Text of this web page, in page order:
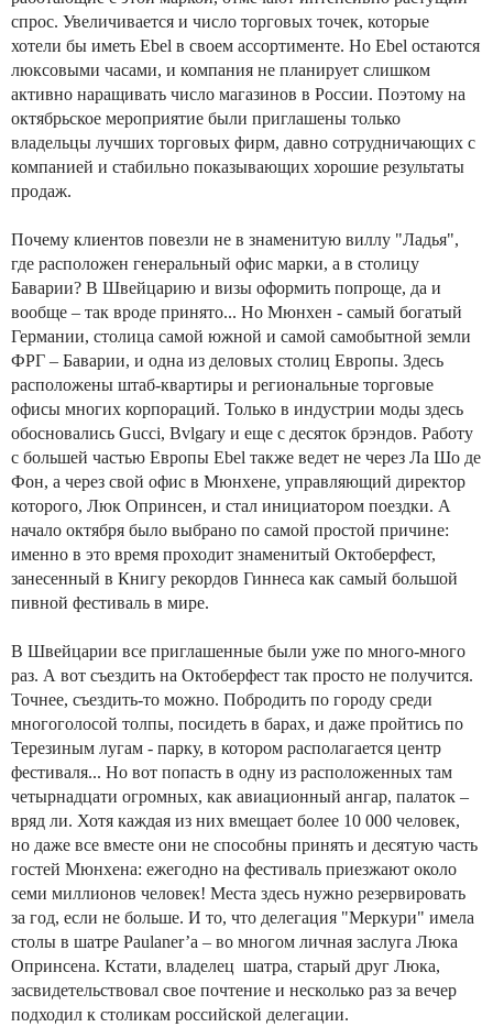
спрос. Увеличивается и число торговых точек, которые
хотели бы иметь Ebel в своем ассортименте. Но Ebel остаются
люксовыми часами, и компания не планирует слишком
активно наращивать число магазинов в России. Поэтому на
октябрьское мероприятие были приглашены только
владельцы лучших торговых фирм, давно сотрудничающих с
компанией и стабильно показывающих хорошие результаты
продаж.
Почему клиентов повезли не в знаменитую виллу "Ладья",
где расположен генеральный офис марки, а в столицу
Баварии? В Швейцарию и визы оформить попроще, да и
вообще – так вроде принято... Но Мюнхен - самый богатый
Германии, столица самой южной и самой самобытной земли
ФРГ – Баварии, и одна из деловых столиц Европы. Здесь
расположены штаб-квартиры и региональные торговые
офисы многих корпораций. Только в индустрии моды здесь
обосновались Gucci, Bvlgary и еще с десяток брэндов. Работу
с большей частью Европы Ebel также ведет не через Ла Шо де
Фон, а через свой офис в Мюнхене, управляющий директор
которого, Люк Опринсен, и стал инициатором поездки. А
начало октября было выбрано по самой простой причине:
именно в это время проходит знаменитый Октоберфест,
занесенный в Книгу рекордов Гиннеса как самый большой
пивной фестиваль в мире.
В Швейцарии все приглашенные были уже по много-много
раз. А вот съездить на Октоберфест так просто не получится.
Точнее, съездить-то можно. Побродить по городу среди
многоголосой толпы, посидеть в барах, и даже пройтись по
Терезиным лугам - парку, в котором располагается центр
фестиваля... Но вот попасть в одну из расположенных там
четырнадцати огромных, как авиационный ангар, палаток –
вряд ли. Хотя каждая из них вмещает более 10 000 человек,
но даже все вместе они не способны принять и десятую часть
гостей Мюнхена: ежегодно на фестиваль приезжают около
семи миллионов человек! Места здесь нужно резервировать
за год, если не больше. И то, что делегация "Меркури" имела
столы в шатре Paulaner’а – во многом личная заслуга Люка
Опринсена. Кстати, владелец шатра, старый друг Люка,
засвидетельствовал свое почтение и несколько раз за вечер
подходил к столикам российской делегации.